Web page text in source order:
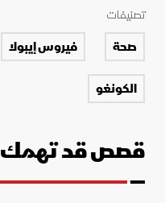
تصنيفات
صحة فيروس إيبولا
الكونغو
قصص قد تهمك